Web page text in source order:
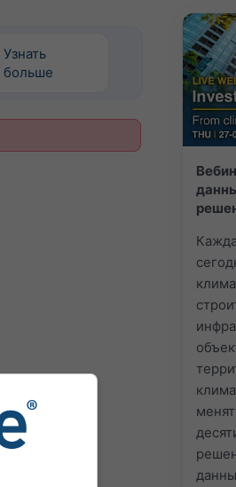
Узнать
больше